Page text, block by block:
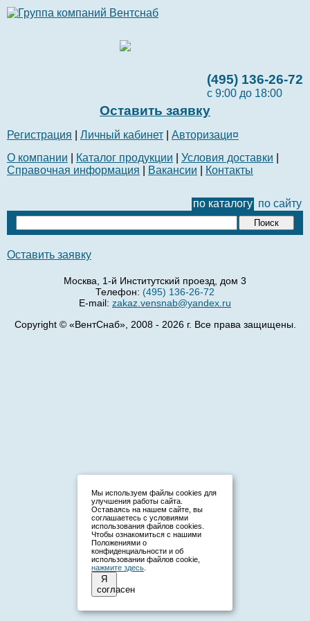
(495) 136-26-72
с 9:00 до 18:00
Оставить заявку
Регистрация Личный кабинет
Авторизаци¤
О компании
Каталог продукции Условия доставки
Справочная информация
Вакансии Контакты
по каталогу по сайту
Оставить заявку
Москва, 1-й Институтский проезд, дом 3
Телефон: (495) 136-26-72
E-mail: zakaz.vensnab@yandex.ru
Copyright © «ВентСнаб», 2008 - 2026 г. Все права защищены.
Мы используем файлы cookies для
улучшения работы сайта.
Оставаясь на нашем сайте, вы
соглашаетесь с условиями
использования файлов cookies.
Чтобы ознакомиться с нашими
Положениями о
конфиденциальности и об
использовании файлов cookie,
нажмите здесь
Я
согласен